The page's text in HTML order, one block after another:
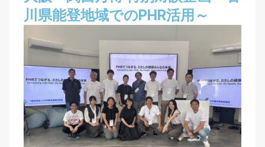
川県能登地域でのPHR活用～